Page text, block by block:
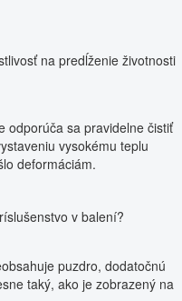
na predĺženie životnosti
odporúča sa pravidelne čistiť
vysokému teplu
deformáciám.
v balení?
puzdro, dodatočnú
taký, ako je zobrazený na